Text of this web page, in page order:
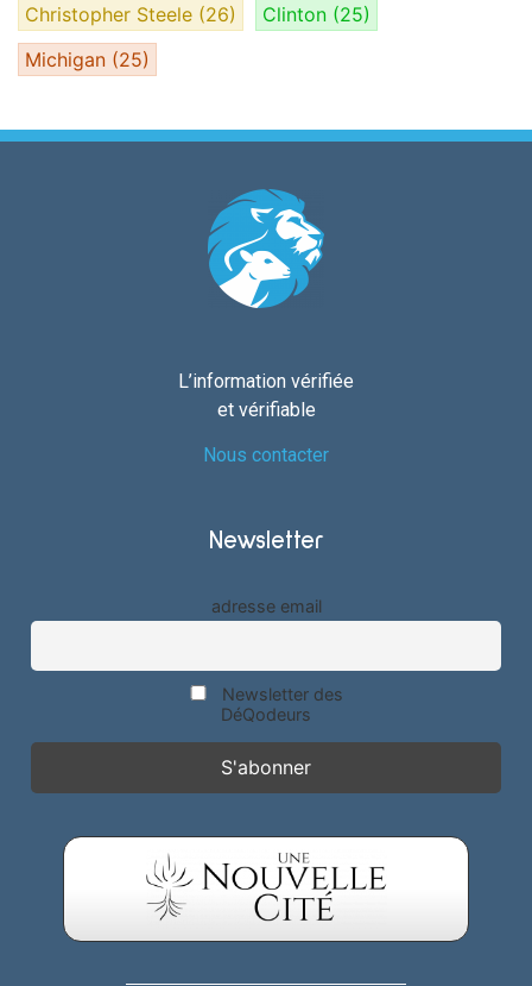
Christopher Steele (26) Clinton (25)
Michigan (25)
L’information vérifiée
et vérifiable
Nous contacter
Newsletter
adresse email
Newsletter des
DéQodeurs